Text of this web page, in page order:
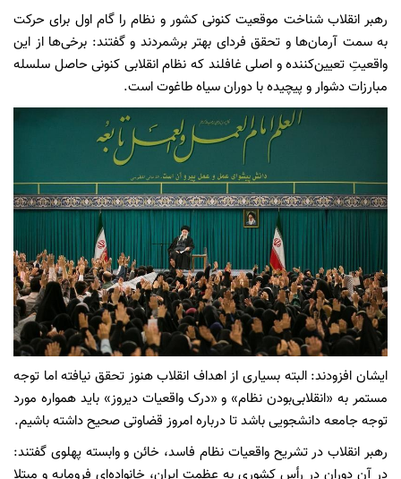
رهبر انقلاب شناخت موقعیت کنونی کشور و نظام را گام اول برای حرکت
به سمت آرمان‌ها و تحقق فردای بهتر برشمردند و گفتند: برخی‌ها از این
واقعیتِ تعیین‌کننده و اصلی غافلند که نظام انقلابی کنونی حاصل سلسله
مبارزات دشوار و پیچیده با دوران سیاه طاغوت است.
ایشان افزودند: البته بسیاری از اهداف انقلاب هنوز تحقق نیافته اما توجه
مستمر به «انقلابی‌بودن نظام» و «درک واقعیات دیروز» باید همواره مورد
توجه جامعه دانشجویی باشد تا درباره امروز قضاوتی صحیح داشته باشیم.
رهبر انقلاب در تشریح واقعیات نظام فاسد، خائن و وابسته پهلوی گفتند: